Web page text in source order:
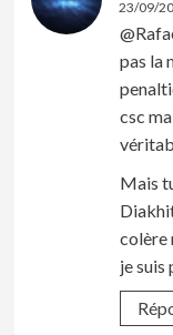
23/09/
pas la
csc
Mais
colère
je suis